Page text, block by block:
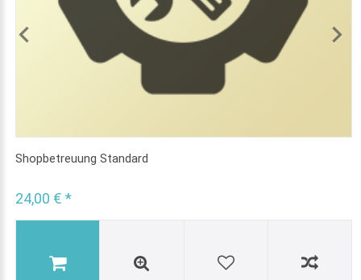
Shopbetreuung Standard
24,00 € *